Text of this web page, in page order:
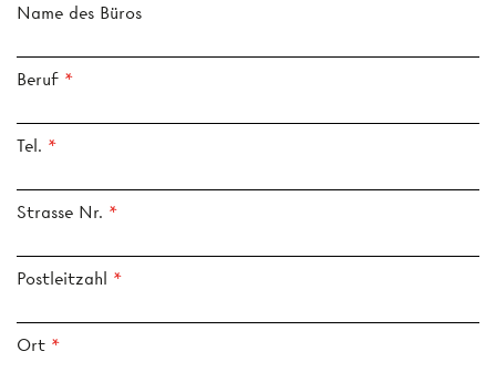
Name des Büros
Beruf
Tel.
Strasse Nr.
Postleitzahl
Ort